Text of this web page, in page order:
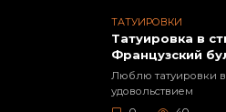
ТАТУИРОВКИ
Татуировка в
Французский
Люблю татуировки в
удовольствием